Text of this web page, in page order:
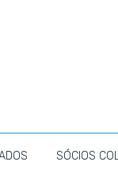
SÓCIOS